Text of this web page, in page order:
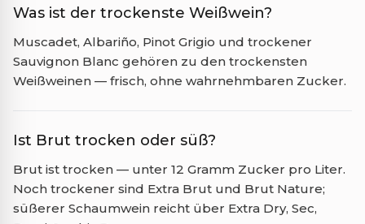
Was ist der trockenste Weißwein?
Muscadet, Albariño, Pinot Grigio und trockener
Sauvignon Blanc gehören zu den trockensten
Weißweinen — frisch, ohne wahrnehmbaren Zucker.
Ist Brut trocken oder süß?
Brut ist trocken — unter 12 Gramm Zucker pro Liter.
Noch trockener sind Extra Brut und Brut Nature;
süßerer Schaumwein reicht über Extra Dry, Sec,